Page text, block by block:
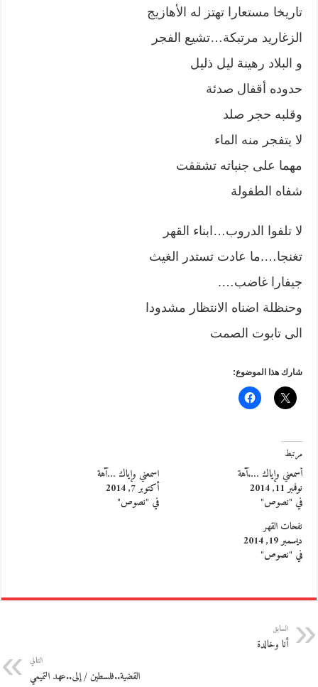
تاريخا مستعارا تهتز له الأهازيج
الزغاريد مرتبكة…تشيع الفجر
و البلاد رهينة ليل ذليل
حدوده أقفال صدئة
وقلبه حجر صلد
لا يتفجر منه الماء
مهما على جنباته تشققت
شفاه الطفولة
لا تلفوا الدروب…ابناء القهر
تغنجا….ما عادت تستدر الغيث
جيفارا غاضب….
وحنظلة اضناه الانتظار مشدودا
الى تابوت الصمت
شارك هذا الموضوع:
مرتبط
أسمعني وإياك ….آهة
نوفمبر 11, 2014
في "نصوص"
اسمعني وإياك …آهة
أكتوبر 7, 2014
في "نصوص"
نفحات القهر
ديسمبر 19, 2014
في "نصوص"
السابق
أنا وخالدة
التالي
القضية..فلسطين / إلى..عهد التميمي